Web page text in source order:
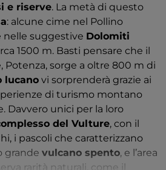
e riserve. La metà di questo
: alcune cime nel Pollino
nelle suggestive Dolomiti
1500 m. Basti pensare che il
Potenza, sorge a oltre 800 m di
lucano vi sorprenderà grazie ai
di turismo montano
Davvero unici per la loro
del Vulture, con il
i pascoli che caratterizzano
grande vulcano spento, e l’area
rarità naturali, come il